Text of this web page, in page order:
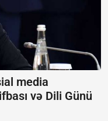
media
və Dili Günü